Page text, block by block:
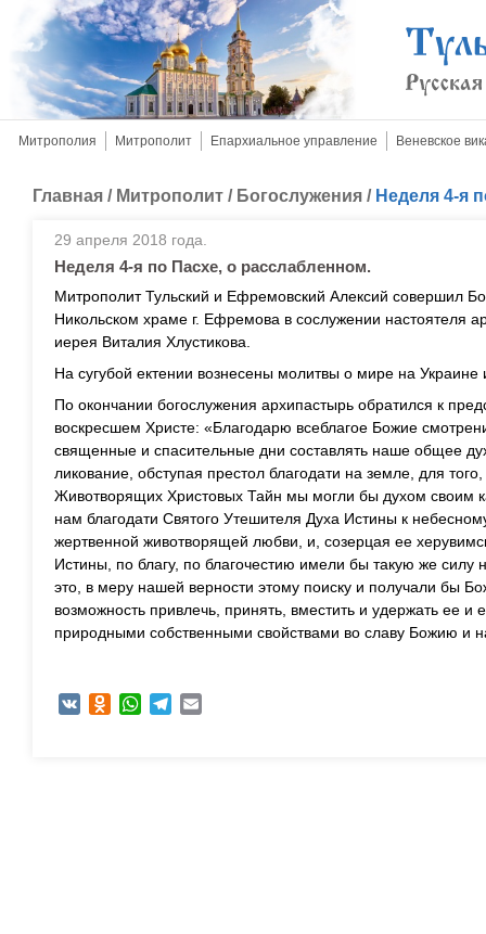
Митрополия Митрополит Епархиальное управление Веневское
Главная / Митрополит / Богослужения / Неделя 4-я
29 апреля 2018 года.
Неделя 4-я по Пасхе, о расслабленном.
Митрополит Тульский и Ефремовский Алексий совершил
Никольском храме г. Ефремова в сослужении настоятеля
иерея Виталия Хлустикова.
На сугубой ектении вознесены молитвы о мире на
По окончании богослужения архипастырь обратился к
воскресшем Христе: «Благодарю всеблагое Божие
священные и спасительные дни составлять наше общее
ликование, обступая престол благодати на земле, для
Животворящих Христовых Тайн мы могли бы духом своим
нам благодати Святого Утешителя Духа Истины к
жертвенной животворящей любви, и, созерцая ее
Истины, по благу, по благочестию имели бы такую же силу
это, в меру нашей верности этому поиску и получали бы
возможность привлечь, принять, вместить и удержать ее и
природными собственными свойствами во славу Божию и
VK Odnoklassniki
WhatsAppTelegram